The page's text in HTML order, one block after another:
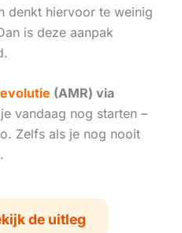
denkt hiervoor te weinig
is deze aanpak
(AMR) via
vandaag nog starten –
Zelfs als je nog nooit
de uitleg